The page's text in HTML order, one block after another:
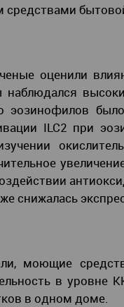
средствами
оценили
наблюдался
эозинофилов
ILC2 при
снижалась
моющие
в уровне
в одном доме.